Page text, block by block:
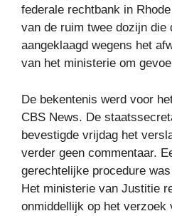
federale rechtbank in
van de ruim twee dozijn die
aangeklaagd wegens het
van het ministerie om
De bekentenis werd voor
CBS News. De
bevestigde vrijdag het
verder geen commentaar.
gerechtelijke procedure
Het ministerie van Justitie
onmiddellijk op het verzoek